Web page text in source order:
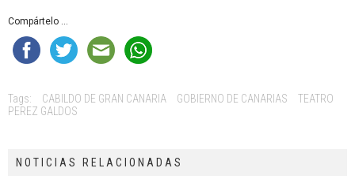
Compártelo ...
Tags: CABILDO DE GRAN CANARIA GOBIERNO DE CANARIAS
TEATRO
PEREZ GALDOS
NOTICIAS RELACIONADAS